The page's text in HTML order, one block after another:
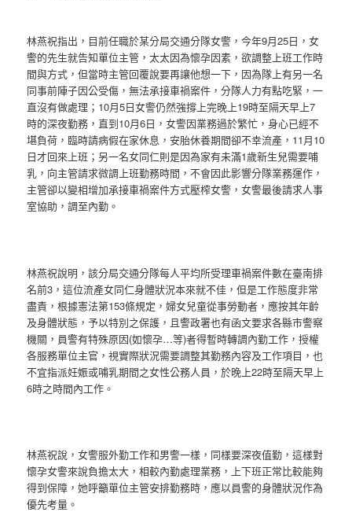
林燕祝指出，目前任職於某分局交通分隊女警，今年9月25日，女
警的先生就告知單位主管，太太因為懷孕因素，欲調整上班工作時
間與方式，但當時主管回覆說要再讓他想一下，因為隊上有另一名
同事前陣子因公受傷，無法承接車禍案件，分隊人力有點吃緊，一
直沒有做處理；10月5日女警仍然強撐上完晚上19時至隔天早上7
時的深夜勤務，直到10月6日，女警因業務過於繁忙，身心已經不
堪負荷，臨時請病假在家休息，安胎休養期間卻不幸流產，11月10
日才回來上班；另一名女同仁則是因為家有未滿1歲新生兒需要哺
乳，向主管請求微調上班勤務時間，不會因此影響分隊業務運作，
主管卻以變相增加承接車禍案件方式壓榨女警，女警最後請求人事
室協助，調至內勤。
林燕祝說明，該分局交通分隊每人平均所受理車禍案件數在臺南排
名前3，這位流產女同仁身體狀況本來就不佳，但是工作態度非常
盡責，根據憲法第153條規定，婦女兒童從事勞動者，應按其年齡
及身體狀態，予以特別之保護，且警政署也有函文要求各縣市警察
機關，員警有特殊原因(如懷孕…等)者得暫時轉調內勤工作，授權
各服務單位主官，視實際狀況需要調整其勤務內容及工作項目，也
不宜指派妊娠或哺乳期間之女性公務人員，於晚上22時至隔天早上
6時之時間內工作。
林燕祝說，女警服外勤工作和男警一樣，同樣要深夜值勤，這樣對
懷孕女警來說負擔太大，相較內勤處理業務，上下班正常比較能夠
得到保障，她呼籲單位主管安排勤務時，應以員警的身體狀況作為
優先考量。